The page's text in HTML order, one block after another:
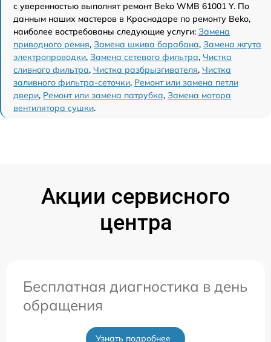
с уверенностью выполнят ремонт Beko WMB 61001 Y. По
данным наших мастеров в Краснодаре по ремонту Beko,
наиболее востребованы следующие услуги: Замена
приводного ремня, Замена шкива барабана, Замена жгута
электропроводки, Замена сетевого фильтра, Чистка
сливного фильтра, Чистка разбрызгивателя, Чистка
заливного фильтра-сеточки, Ремонт или замена петли
двери, Ремонт или замена патрубка, Замена мотора
вентилятора сушки.
Акции сервисного
центра
Бесплатная диагностика в день
обращения
Узнать подробнее